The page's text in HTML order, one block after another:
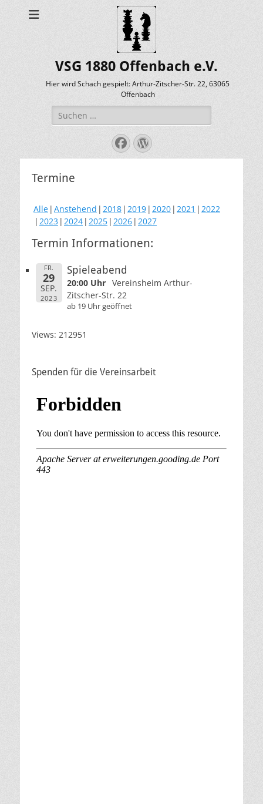
VSG 1880 Offenbach e.V.
Hier wird Schach gespielt: Arthur-Zitscher-Str. 22, 63065
Offenbach
Suche
nach:
Facebook
WordPress
Termine
Alle Anstehend 2018 2019 2020 2021
2022
2023 2024 2025 2026 2027
Termin Informationen:
FR.
29
SEP.
2023
Spieleabend
20:00 Uhr Vereinsheim Arthur-
Zitscher-Str. 22
ab 19 Uhr geöffnet
Views: 212951
Spenden für die Vereinsarbeit